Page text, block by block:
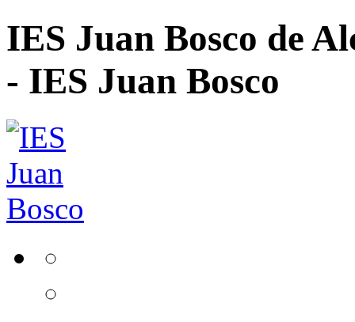
IES Juan Bosco de
- IES Juan Bosco